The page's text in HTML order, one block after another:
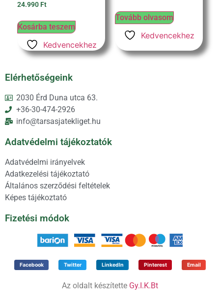
24.990 Ft
Kosárba teszem
Kedvencekhez
Tovább olvasom
Kedvencekhez
Elérhetőségeink
2030 Érd Duna utca 63.
+36-30-474-2926
info@tarsasjatekliget.hu
Adatvédelmi tájékoztatók
Adatvédelmi irányelvek
Adatkezelési tájékoztató
Általános szerződési feltételek
Képes tájékoztató
Fizetési módok
Facebook Twitter LinkedIn Pinterest Email
Az oldalt készítette Gy.I.K.Bt